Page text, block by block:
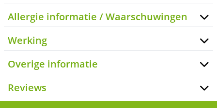
Allergie informatie / Waarschuwingen
Werking
Overige informatie
Reviews